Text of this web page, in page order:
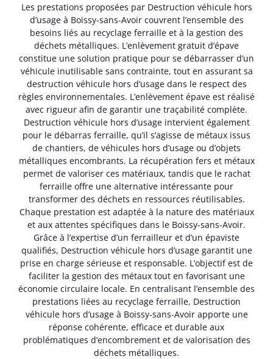
Les prestations proposées par Destruction véhicule hors
d’usage à Boissy-sans-Avoir couvrent l’ensemble des
besoins liés au recyclage ferraille et à la gestion des
déchets métalliques. L’enlèvement gratuit d’épave
constitue une solution pratique pour se débarrasser d’un
véhicule inutilisable sans contrainte, tout en assurant sa
destruction véhicule hors d’usage dans le respect des
règles environnementales. L’enlèvement épave est réalisé
avec rigueur afin de garantir une traçabilité complète.
Destruction véhicule hors d’usage intervient également
pour le débarras ferraille, qu’il s’agisse de métaux issus
de chantiers, de véhicules hors d’usage ou d’objets
métalliques encombrants. La récupération fers et métaux
permet de valoriser ces matériaux, tandis que le rachat
ferraille offre une alternative intéressante pour
transformer des déchets en ressources réutilisables.
Chaque prestation est adaptée à la nature des matériaux
et aux attentes spécifiques dans le Boissy-sans-Avoir.
Grâce à l’expertise d’un ferrailleur et d’un épaviste
qualifiés, Destruction véhicule hors d’usage garantit une
prise en charge sérieuse et responsable. L’objectif est de
faciliter la gestion des métaux tout en favorisant une
économie circulaire locale. En centralisant l’ensemble des
prestations liées au recyclage ferraille, Destruction
véhicule hors d’usage à Boissy-sans-Avoir apporte une
réponse cohérente, efficace et durable aux
problématiques d’encombrement et de valorisation des
déchets métalliques.